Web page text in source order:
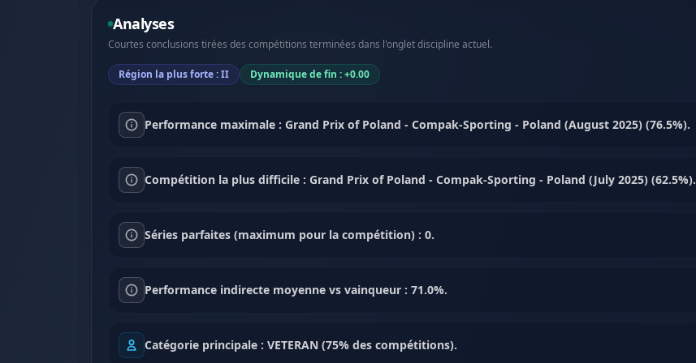
Analyses
Courtes conclusions tirées des compétitions terminées dans l'onglet discipline actuel.
Région la plus forte : II Dynamique de fin : +0.00
Performance maximale : Grand Prix of Poland - Compak-Sporting - Poland (August 2025) (76.5%).
Compétition la plus difficile : Grand Prix of Poland - Compak-Sporting - Poland (July 2025) (62.5%).
Séries parfaites (maximum pour la compétition) : 0.
Performance indirecte moyenne vs vainqueur : 71.0%.
Catégorie principale : VETERAN (75% des compétitions).